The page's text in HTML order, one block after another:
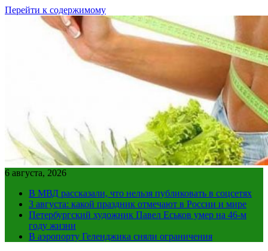
Перейти к содержимому
6 августа, 2026
В МВД рассказали, что нельзя публиковать в соцсетях
3 августа: какой праздник отмечают в России и мире
Петербургский художник Павел Еськов умер на 46-м
году жизни
В аэропорту Геленджика сняли ограничения